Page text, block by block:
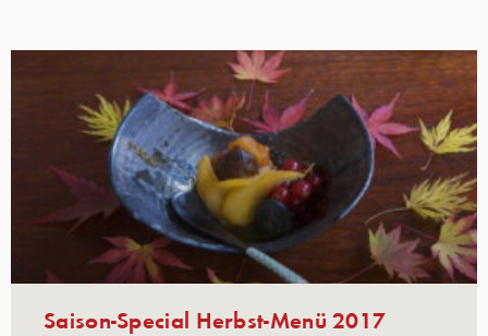
Saison-Special Herbst-Menü 2017